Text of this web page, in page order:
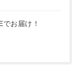
お届け！